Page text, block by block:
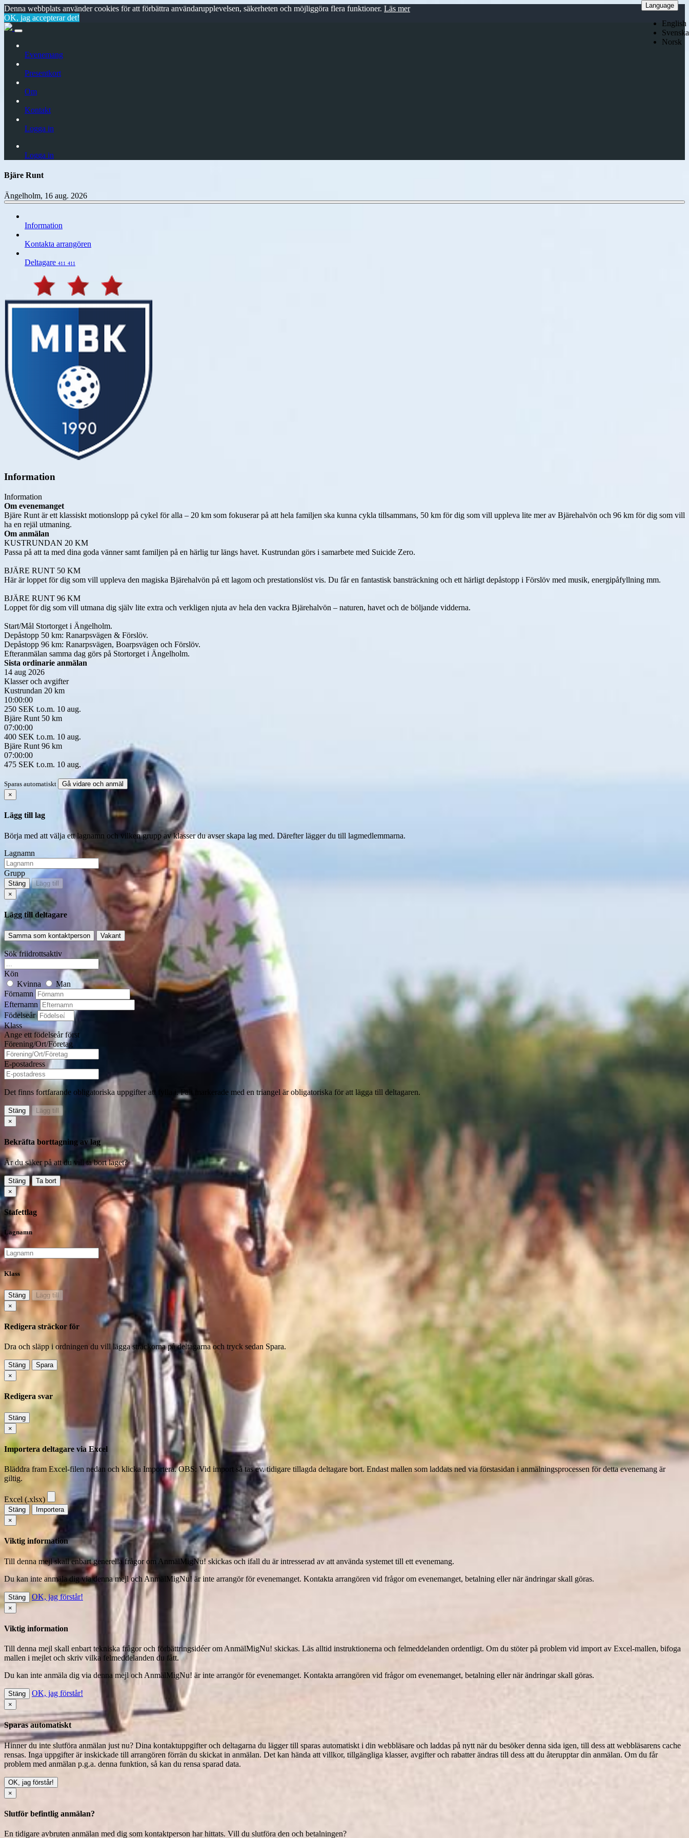
Denna webbplats använder cookies för att förbättra användarupplevelsen, säkerheten och möjliggöra flera funktioner. Läs mer
OK, jag accepterar det!
Evenemang
Presentkort
Om
Kontakt
Logga in
Logga in
Bjäre Runt
Ängelholm, 16 aug. 2026
Information
Kontakta arrangören
Deltagare 411 411
Information
Language
English
Svenska
Norsk
Information
Om evenemanget
Bjäre Runt är ett klassiskt motionslopp på cykel för alla – 20 km som fokuserar på att hela familjen ska kunna cykla tillsammans, 50 km för dig som vill uppleva lite mer av Bjärehalvön och 96 km för dig som vill
ha en rejäl utmaning.
Om anmälan
KUSTRUNDAN 20 KM
Passa på att ta med dina goda vänner samt familjen på en härlig tur längs havet. Kustrundan görs i samarbete med Suicide Zero.
BJÄRE RUNT 50 KM
Här är loppet för dig som vill uppleva den magiska Bjärehalvön på ett lagom och prestationslöst vis. Du får en fantastisk bansträckning och ett härligt depåstopp i Förslöv med musik, energipåfyllning mm.
BJÄRE RUNT 96 KM
Loppet för dig som vill utmana dig själv lite extra och verkligen njuta av hela den vackra Bjärehalvön – naturen, havet och de böljande vidderna.
Start/Mål Stortorget i Ängelholm.
Depåstopp 50 km: Ranarpsvägen & Förslöv.
Depåstopp 96 km: Ranarpsvägen, Boarpsvägen och Förslöv.
Efteranmälan samma dag görs på Stortorget i Ängelholm.
Sista ordinarie anmälan
14 aug 2026
Klasser och avgifter
Kustrundan 20 km
10:00:00
250 SEK t.o.m. 10 aug.
Bjäre Runt 50 km
07:00:00
400 SEK t.o.m. 10 aug.
Bjäre Runt 96 km
07:00:00
475 SEK t.o.m. 10 aug.
Sparas automatiskt
Gå vidare och anmäl
×
Lägg till lag
Börja med att välja ett lagnamn och vilken grupp av klasser du avser skapa lag med. Därefter lägger du till lagmedlemmarna.
Lagnamn
Grupp
Stäng
Lägg till
×
Lägg till deltagare
Samma som kontaktperson Vakant
Sök friidrottsaktiv
Kön
Kvinna
Man
Förnamn
Efternamn
Födelseår
Klass
Ange ett födelseår först
Förening/Ort/Företag
E-postadress
Det finns fortfarande obligatoriska uppgifter att fylla i. Fält markerade med en triangel är obligatoriska för att lägga till deltagaren.
Stäng
Lägg till
×
Bekräfta borttagning av lag
Är du säker på att du vill ta bort laget?
Stäng
Ta bort
×
Stafettlag
Lagnamn
Klass
Stäng
Lägg till
×
Redigera sträckor för
Dra och släpp i ordningen du vill lägga sträckorna på deltagarna och tryck sedan Spara.
Stäng
Spara
×
Redigera svar
Stäng
×
Importera deltagare via Excel
Bläddra fram Excel-filen nedan och klicka Importera. OBS: Vid import så tas ev. tidigare tillagda deltagare bort. Endast mallen som laddats ned via förstasidan i anmälningsprocessen för detta evenemang är
giltig.
Excel (.xlsx)
Stäng
Importera
×
Viktig information
Till denna mejl skall enbart generella frågor om AnmälMigNu! skickas och ifall du är intresserad av att använda systemet till ett evenemang.
Du kan inte anmäla dig via denna mejloch AnmälMigNu! är inte arrangör för evenemanget. Kontakta arrangören vid frågor om evenemanget, betalning eller när ändringar skall göras.
Stäng OK, jag förstår!
×
Viktig information
Till denna mejl skall enbart tekniska frågor och förbättringsidéer om AnmälMigNu! skickas. Läs alltid instruktionerna och felmeddelanden ordentligt. Om du stöter på problem vid import av Excel-mallen, bifoga
mallen i mejlet och skriv vilka felmeddelanden du fått.
Du kan inte anmäla dig via denna mejloch AnmälMigNu! är inte arrangör för evenemanget. Kontakta arrangören vid frågor om evenemanget, betalning eller när ändringar skall göras.
Stäng OK, jag förstår!
×
Sparas automatiskt
Hinner du inte slutföra anmälan just nu? Dina kontaktuppgifter och deltagarna du lägger till sparas automatiskt i din webbläsare och laddas på nytt när du besöker denna sida igen, till dess att webbläsarens cache
rensas. Inga uppgifter är inskickade till arrangören förrän du skickat in anmälan. Det kan hända att villkor, tillgängliga klasser, avgifter och rabatter ändras till dess att du återupptar din anmälan. Om du får
problem med anmälan p.g.a. denna funktion, så kan du rensa sparad data.
OK, jag förstår!
×
Slutför befintlig anmälan?
En tidigare avbruten anmälan med dig som kontaktperson har hittats. Vill du slutföra den och betalningen?